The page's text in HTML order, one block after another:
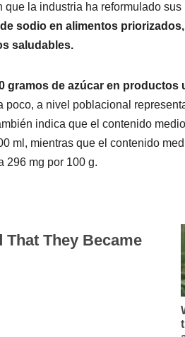
que la industria ha reformulado
sodio en alimentos
saludables.
gramos de azúcar en productos
poco, a nivel poblacional
indica que el contenido
ml, mientras que el contenido
296 mg por 100 g.